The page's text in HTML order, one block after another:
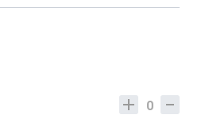
0